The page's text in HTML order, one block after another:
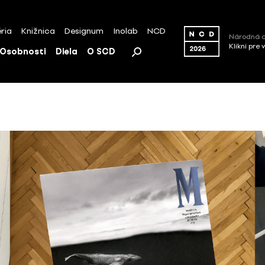
Knižnica Designum Inolab NCD
Osobnosti Diela O SCD
Národná
Klikni pre